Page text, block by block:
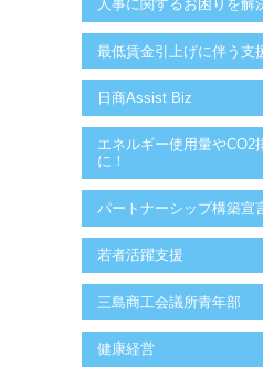
人事に関するお困りを解
最低賃金引上げに伴う支
日商Assist Biz
エネルギー使用量やCO2
に！
パートナーシップ構築宣
若者活躍支援
三島商工会議所青年部
健康経営